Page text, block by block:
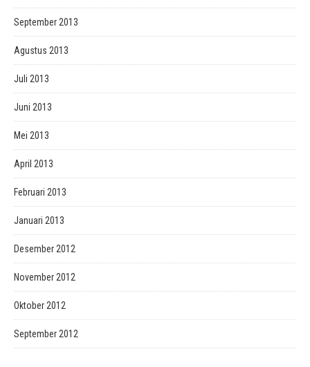
September 2013
Agustus 2013
Juli 2013
Juni 2013
Mei 2013
April 2013
Februari 2013
Januari 2013
Desember 2012
November 2012
Oktober 2012
September 2012